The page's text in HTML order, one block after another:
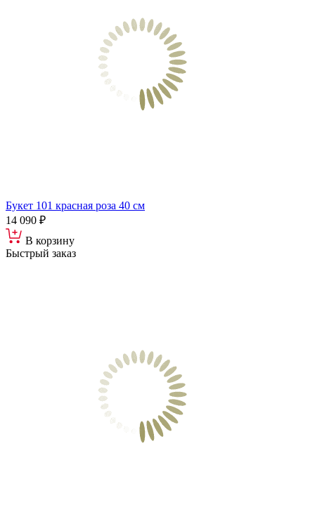
Букет 101 красная роза 40 см
14 090 ₽
В корзину
Быстрый заказ